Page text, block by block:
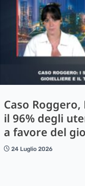
Caso
il 96% degli
a favore del
24 Luglio 2026